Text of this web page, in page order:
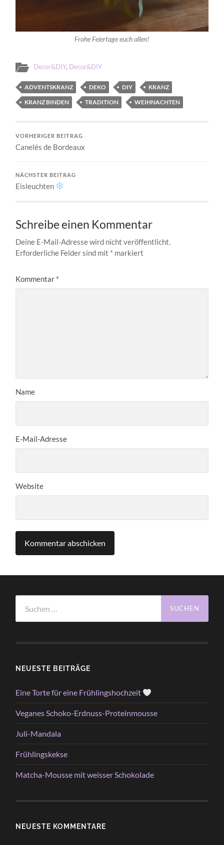
Frohe Feiertage euch allen!
Decor&DIY, Decor&DIY
ADVENTSKRANZ DEKO DIY
KRANZ
KRANZ BINDEN
TRADITION WEIHNACHTEN
VORHERIGER BEITRAG
Canelés de Bordeaux
NÄCHSTER BEITRAG
Eisleuchten
Schreibe einen Kommentar
Deine E-Mail-Adresse wird nicht veröffentlicht.
Erforderliche Felder sind mit * markiert
Kommentar *
Name
E-Mail-Adresse
Website
nach:
NEUESTE BEITRÄGE
Eine Torte für eine Frühlingshochzeit
Veganes Schoko-Erdnuss-Proteinmousse
Juli-Mandala
Frühlingskekse
Matcha-Mousse mit weisser Schokolade
NEUESTE KOMMENTARE